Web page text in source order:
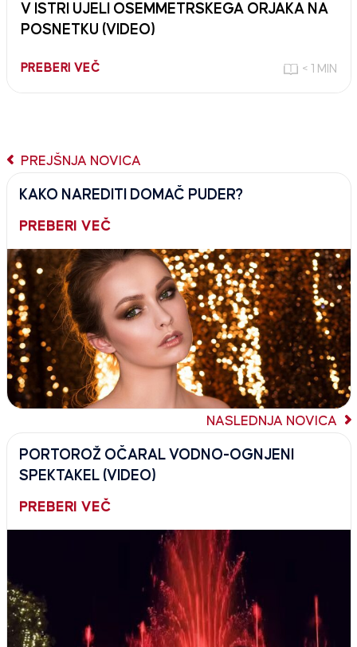
V ISTRI UJELI OSEMMETRSKEGA ORJAKA NA
POSNETKU (VIDEO)
PREBERI VEČ < 1 MIN
PREJŠNJA NOVICA
KAKO NAREDITI DOMAČ PUDER?
PREBERI VEČ
NASLEDNJA NOVICA
PORTOROŽ OČARAL VODNO-OGNJENI
SPEKTAKEL (VIDEO)
PREBERI VEČ